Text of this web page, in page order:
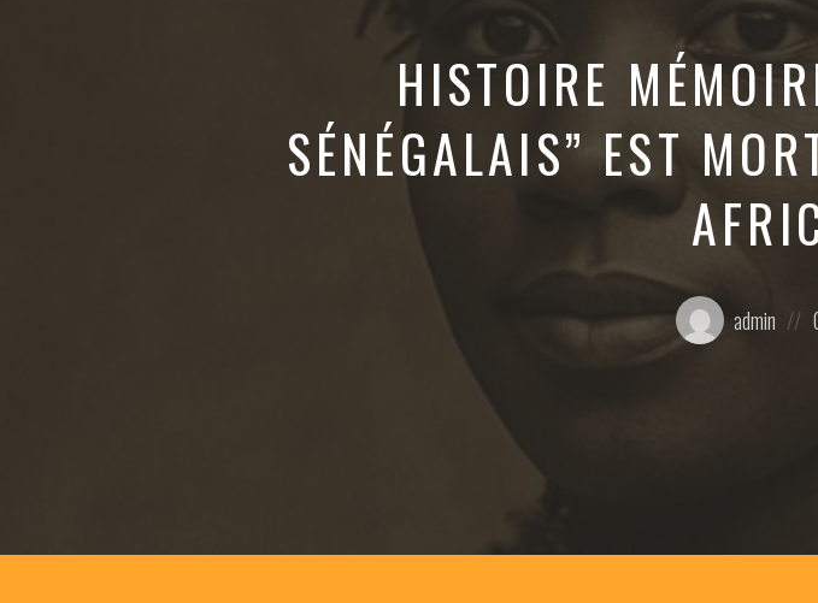
HISTOIRE
SÉNÉGALAIS” EST
Posted
by:
admin